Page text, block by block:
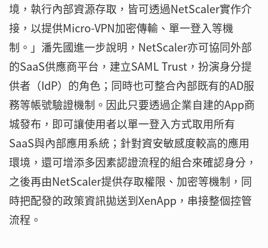
境，執行內部資源存取，皆可透過NetScaler實作介
接，以提供Micro-VPN加密傳輸、單一登入等機
制。」潘先國進一步說明，NetScaler亦可協同外部
的SaaS供應商平台，建立SAML Trust，扮演身分提
供者（IdP）的角色；同時也可整合內部既有的AD服
務等帳號驗證機制。因此只要透過企業自建的App商
城發布，即可讓使用者以單一登入方式取用所有
SaaS與內部應用系統；針對資安敏感度較高的應用
環境，還可增添多因素認證流程的組合來確認身分，
之後再由NetScaler提供存取權限、加密等機制，同
時把配發的政策資訊拋送到XenApp，串接整個控管
流程。